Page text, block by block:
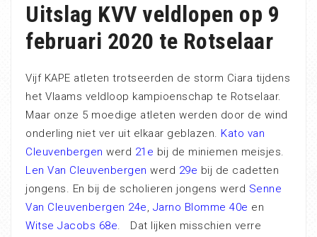
Uitslag KVV veldlopen op 9
februari 2020 te Rotselaar
Vijf KAPE atleten trotseerden de storm Ciara tijdens
het Vlaams veldloop kampioenschap te Rotselaar.
Maar onze 5 moedige atleten werden door de wind
onderling niet ver uit elkaar geblazen. Kato van
Cleuvenbergen werd 21e bij de miniemen meisjes.
Len Van Cleuvenbergen werd 29e bij de cadetten
jongens. En bij de scholieren jongens werd Senne
Van Cleuvenbergen 24e, Jarno Blomme 40e en
Witse Jacobs 68e. Dat lijken misschien verre